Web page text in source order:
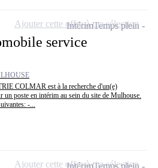
service
COLMAR est à la recherche d'un(e)
poste en intérim au sein du site de Mulhouse.
-...
IntérimTemps plein
Ajouter cette offre à ma sélection
Ajouter cette offre à ma sélection